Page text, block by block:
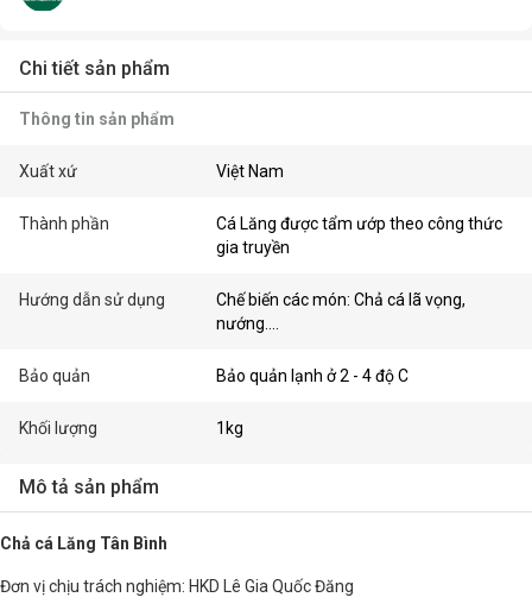
Chi tiết sản phẩm
Thông tin sản phẩm
Xuất xứ Việt Nam
Thành phần
Cá Lăng được tẩm ướp theo công thức
gia truyền
Hướng dẫn sử dụng
Chế biến các món: Chả cá lã vọng,
nướng....
Bảo quản Bảo quản lạnh ở 2 - 4 độ C
Khối lượng 1kg
Mô tả sản phẩm
Chả cá Lăng Tân Bình
Đơn vị chịu trách nghiệm: HKD Lê Gia Quốc Đăng